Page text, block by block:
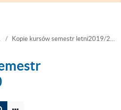
Kopie kursów semestr letni2019/2020